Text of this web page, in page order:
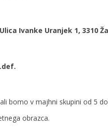
Ivanke Uranjek 1, 3310
bomo v majhni skupini od 5
obrazca.